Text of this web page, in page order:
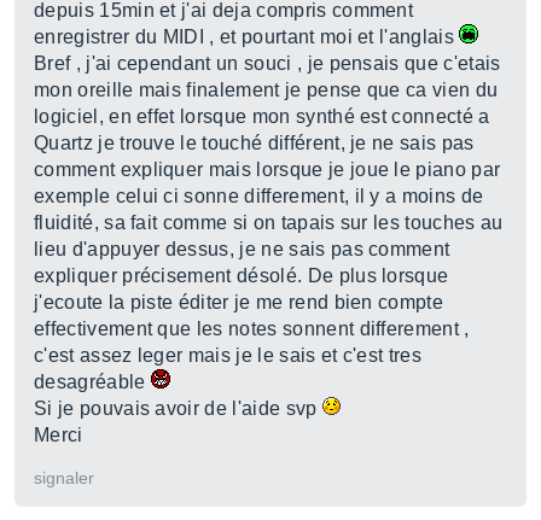
depuis 15min et j'ai deja compris comment
enregistrer du MIDI , et pourtant moi et l'anglais
Bref , j'ai cependant un souci , je pensais que c'etais
mon oreille mais finalement je pense que ca vien du
logiciel, en effet lorsque mon synthé est connecté a
Quartz je trouve le touché différent, je ne sais pas
comment expliquer mais lorsque je joue le piano par
exemple celui ci sonne differement, il y a moins de
fluidité, sa fait comme si on tapais sur les touches au
lieu d'appuyer dessus, je ne sais pas comment
expliquer précisement désolé. De plus lorsque
j'ecoute la piste éditer je me rend bien compte
effectivement que les notes sonnent differement ,
c'est assez leger mais je le sais et c'est tres
desagréable
Si je pouvais avoir de l'aide svp
Merci
signaler